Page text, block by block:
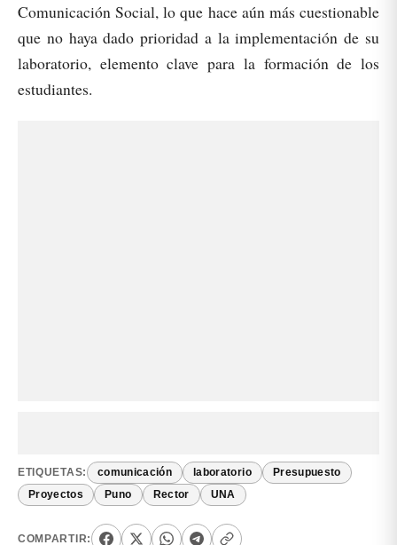
Comunicación Social, lo que hace aún más cuestionable
que no haya dado prioridad a la implementación de su
laboratorio, elemento clave para la formación de los
estudiantes.
ETIQUETAS: comunicación laboratorio Presupuesto
Proyectos Puno Rector UNA
COMPARTIR: